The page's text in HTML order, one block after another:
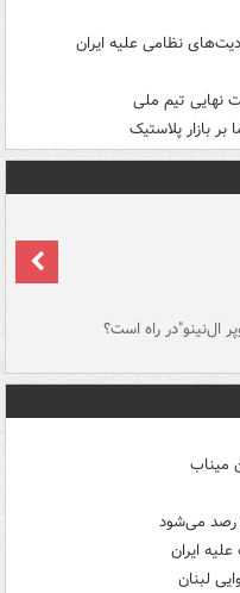
نظامی علیه ایران
بازار پلاستیک
ال‌نینو"در راه است؟
میناب
رصد می‌شود
لبنان